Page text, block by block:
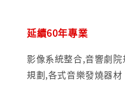
延續60年專業
影像系統整合,音響劇
規劃,各式音樂發燒器材